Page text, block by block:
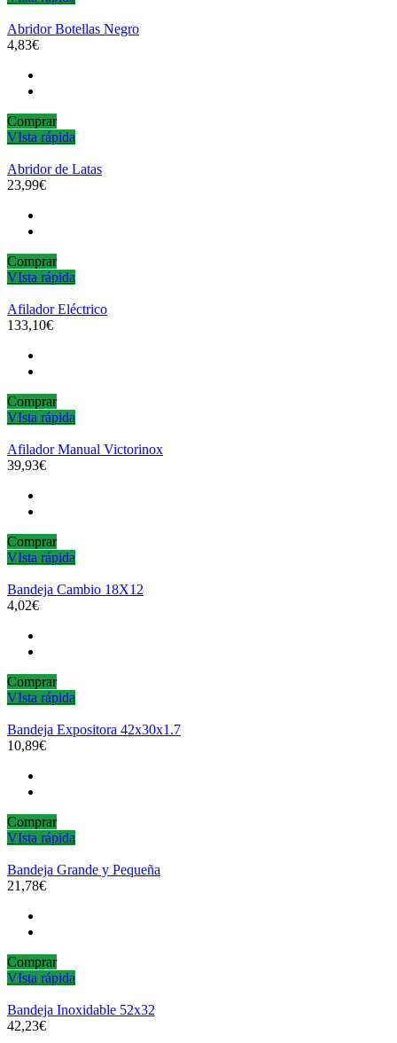
Abridor Botellas Negro
4,83€
Comprar
VIsta rápida
Abridor de Latas
23,99€
Comprar
VIsta rápida
Afilador Eléctrico
133,10€
Comprar
VIsta rápida
Afilador Manual Victorinox
39,93€
Comprar
VIsta rápida
Bandeja Cambio 18X12
4,02€
Comprar
VIsta rápida
Bandeja Expositora 42x30x1.7
10,89€
Comprar
VIsta rápida
Bandeja Grande y Pequeña
21,78€
Comprar
VIsta rápida
Bandeja Inoxidable 52x32
42,23€